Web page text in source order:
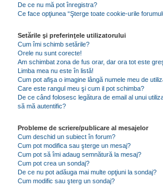
De ce nu mă pot înregistra?
Ce face opţiunea “Şterge toate cookie-urile
Setările şi preferinţele utilizatorului
Cum îmi schimb setările?
Orele nu sunt corecte!
Am schimbat zona de fus orar, dar ora tot este
Limba mea nu este în listă!
Cum pot afişa o imagine lângă numele meu de
Care este rangul meu şi cum il pot schimba?
De ce când folosesc legătura de email al unui
să mă autentific?
Probleme de scriere/publicare al mesajelor
Cum deschid un subiect în forum?
Cum pot modifica sau şterge un mesaj?
Cum pot să îmi adaug semnătură la mesaj?
Cum pot crea un sondaj?
De ce nu pot adăuga mai multe opţiuni la sondaj?
Cum modific sau şterg un sondaj?